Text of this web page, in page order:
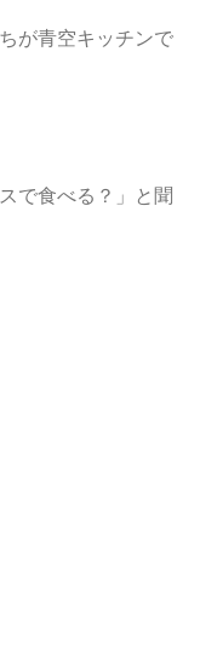
が青空キッチンで
で食べる？」と聞